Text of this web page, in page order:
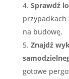
Sprawdź
przypadkach
na budowę.
Znajdź
gotowe